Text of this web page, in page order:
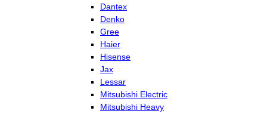
Dantex
Denko
Gree
Haier
Hisense
Jax
Lessar
Mitsubishi Electric
Mitsubishi Heavy